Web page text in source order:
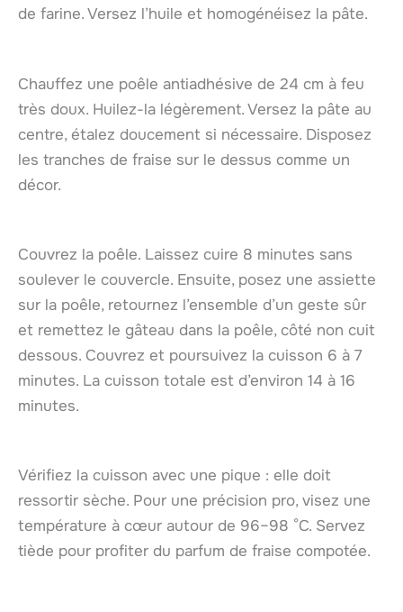
de farine. Versez l’huile et homogénéisez la pâte.
Chauffez une poêle antiadhésive de 24 cm à feu
très doux. Huilez-la légèrement. Versez la pâte au
centre, étalez doucement si nécessaire. Disposez
les tranches de fraise sur le dessus comme un
décor.
Couvrez la poêle. Laissez cuire 8 minutes sans
soulever le couvercle. Ensuite, posez une assiette
sur la poêle, retournez l’ensemble d’un geste sûr
et remettez le gâteau dans la poêle, côté non cuit
dessous. Couvrez et poursuivez la cuisson 6 à 7
minutes. La cuisson totale est d’environ 14 à 16
minutes.
Vérifiez la cuisson avec une pique : elle doit
ressortir sèche. Pour une précision pro, visez une
température à cœur autour de 96–98 °C. Servez
tiède pour profiter du parfum de fraise compotée.